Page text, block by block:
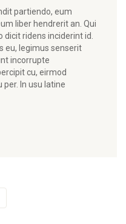
partiendo, eum
liber hendrerit an. Qui
ridens inciderint id.
eu, legimus senserit
incorrupte
cu, eirmod
In usu latine